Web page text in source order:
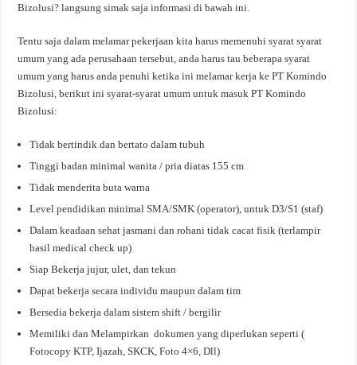
Bizolusi? langsung simak saja informasi di bawah ini.
Tentu saja dalam melamar pekerjaan kita harus memenuhi syarat syarat
umum yang ada perusahaan tersebut, anda harus tau beberapa syarat
umum yang harus anda penuhi ketika ini melamar kerja ke PT Komindo
Bizolusi, berikut ini syarat-syarat umum untuk masuk PT Komindo
Bizolusi:
Tidak bertindik dan bertato dalam tubuh
Tinggi badan minimal wanita / pria diatas 155 cm
Tidak menderita buta warna
Level pendidikan minimal SMA/SMK (operator), untuk D3/S1 (staf)
Dalam keadaan sehat jasmani dan rohani tidak cacat fisik (terlampir
hasil medical check up)
Siap Bekerja jujur, ulet, dan tekun
Dapat bekerja secara individu maupun dalam tim
Bersedia bekerja dalam sistem shift / bergilir
Memiliki dan Melampirkan dokumen yang diperlukan seperti (
Fotocopy KTP, Ijazah, SKCK, Foto 4×6, Dll)